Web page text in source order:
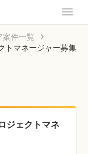
Toggle
案件一覧
トマネージャー募集
ジェクトマネ